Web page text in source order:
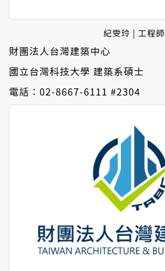
紀雯玲 | 工程師
財團法人台灣建築中心
國立台灣科技大學 建築系碩士
電話：02-8667-6111 #2304